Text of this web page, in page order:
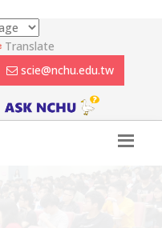
Translate
scie@nchu.edu.tw